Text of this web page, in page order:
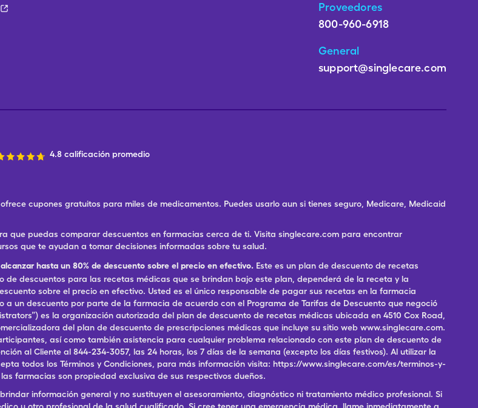
Proveedores
800-960-6918
General
support@singlecare.com
4.8 calificación promedio
cupones gratuitos para miles de medicamentos. Puedes usarlo aun si tienes seguro, Medicare, Medicaid
que puedas comparar descuentos en farmacias cerca de ti. Visita singlecare.com para encontrar
que te ayudan a tomar decisiones informadas sobre tu salud.
hasta un 80% de descuento sobre el precio en efectivo. Este es un plan de descuento de recetas
de descuentos para las recetas médicas que se brindan bajo este plan, dependerá de la receta y la
sobre el precio en efectivo. Usted es el único responsable de pagar sus recetas en la farmacia
un descuento por parte de la farmacia de acuerdo con el Programa de Tarifas de Descuento que negoció
es la organización autorizada del plan de descuento de recetas médicas ubicada en 4510 Cox Road,
del plan de descuento de prescripciones médicas que incluye su sitio web www.singlecare.com.
así como también asistencia para cualquier problema relacionado con este plan de descuento de
al Cliente al 844-234-3057, las 24 horas, los 7 días de la semana (excepto los días festivos). Al utilizar la
todos los Términos y Condiciones, para más información visita: https://www.singlecare.com/es/terminos-y-
farmacias son propiedad exclusiva de sus respectivos dueños.
información general y no sustituyen el asesoramiento, diagnóstico ni tratamiento médico profesional. Si